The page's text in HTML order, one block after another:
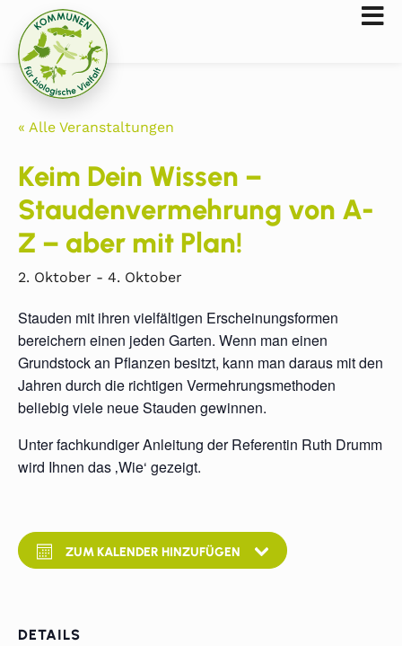
« Alle Veranstaltungen
Keim Dein Wissen –
Staudenvermehrung von A-
Z – aber mit Plan!
2. Oktober - 4. Oktober
Stauden mit ihren vielfältigen Erscheinungsformen
bereichern einen jeden Garten. Wenn man einen
Grundstock an Pflanzen besitzt, kann man daraus mit den
Jahren durch die richtigen Vermehrungsmethoden
beliebig viele neue Stauden gewinnen.
Unter fachkundiger Anleitung der Referentin Ruth Drumm
wird Ihnen das ‚Wie‘ gezeigt.
ZUM KALENDER HINZUFÜGEN
DETAILS